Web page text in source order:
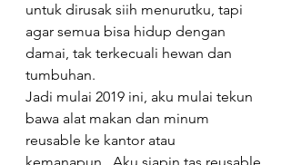
untuk dirusak siih menurutku, tapi
agar semua bisa hidup dengan
damai, tak terkecuali hewan dan
tumbuhan.
Jadi mulai 2019 ini, aku mulai tekun
bawa alat makan dan minum
reusable ke kantor atau